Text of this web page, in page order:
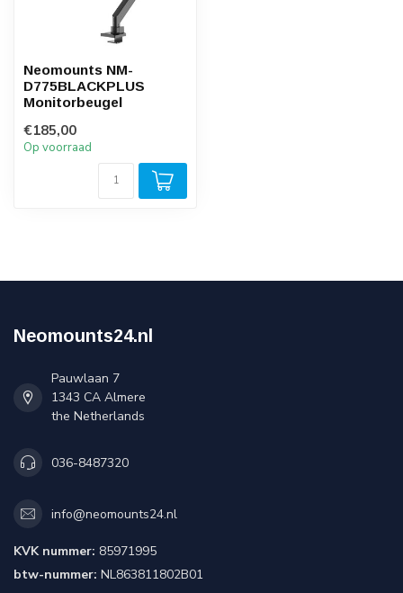
Neomounts NM-
D775BLACKPLUS
Monitorbeugel
€185,00
Op voorraad
Neomounts24.nl
Pauwlaan 7
1343 CA Almere
the Netherlands
036-8487320
info@neomounts24.nl
KVK nummer: 85971995
btw-nummer: NL863811802B01